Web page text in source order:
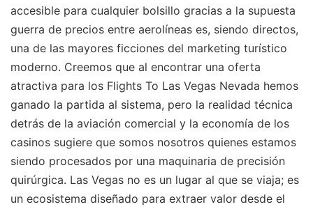
accesible para cualquier bolsillo gracias a la supuesta
guerra de precios entre aerolíneas es, siendo directos,
una de las mayores ficciones del marketing turístico
moderno. Creemos que al encontrar una oferta
atractiva para los Flights To Las Vegas Nevada hemos
ganado la partida al sistema, pero la realidad técnica
detrás de la aviación comercial y la economía de los
casinos sugiere que somos nosotros quienes estamos
siendo procesados por una maquinaria de precisión
quirúrgica. Las Vegas no es un lugar al que se viaja; es
un ecosistema diseñado para extraer valor desde el